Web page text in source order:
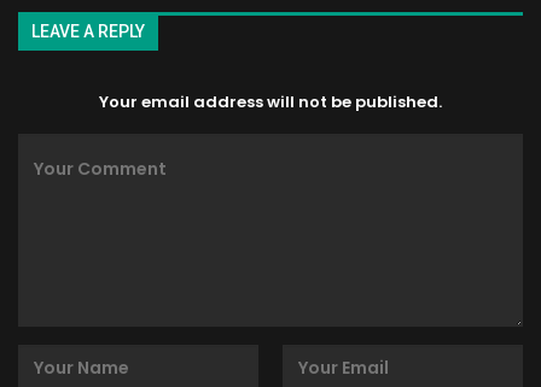
LEAVE A REPLY
Your email address will not be published.